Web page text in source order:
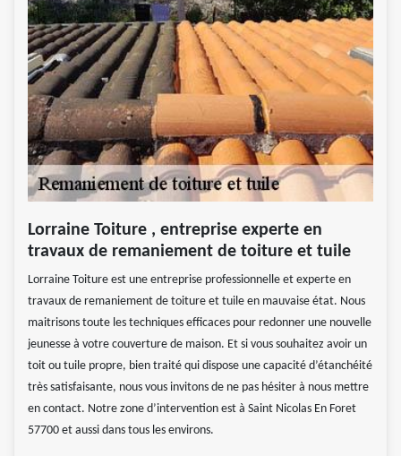
Lorraine Toiture , entreprise experte en
travaux de remaniement de toiture et tuile
Lorraine Toiture est une entreprise professionnelle et experte en
travaux de remaniement de toiture et tuile en mauvaise état. Nous
maitrisons toute les techniques efficaces pour redonner une nouvelle
jeunesse à votre couverture de maison. Et si vous souhaitez avoir un
toit ou tuile propre, bien traité qui dispose une capacité d’étanchéité
très satisfaisante, nous vous invitons de ne pas hésiter à nous mettre
en contact. Notre zone d’intervention est à Saint Nicolas En Foret
57700 et aussi dans tous les environs.